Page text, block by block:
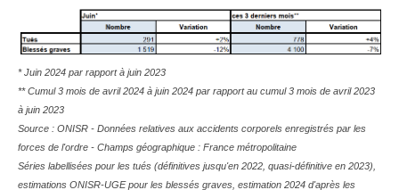
* Juin 2024 par rapport à juin 2023
** Cumul 3 mois de avril 2024 à juin 2024 par rapport au cumul 3 mois de avril 2023
à juin 2023
Source : ONISR - Données relatives aux accidents corporels enregistrés par les
forces de l'ordre - Champs géographique : France métropolitaine
Séries labellisées pour les tués (définitives jusqu'en 2022, quasi-définitive en 2023),
estimations ONISR-UGE pour les blessés graves, estimation 2024 d'après les